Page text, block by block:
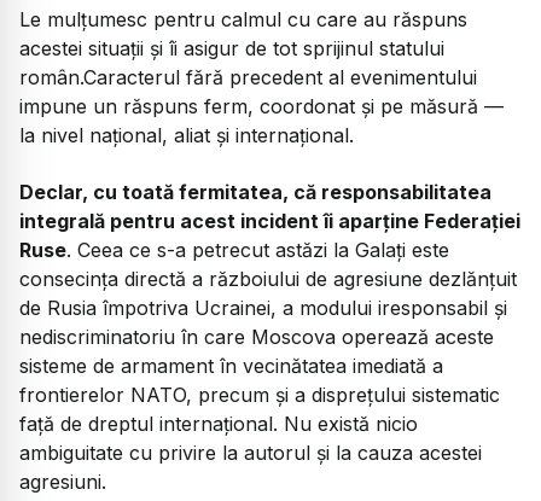
Le mulțumesc pentru calmul cu care au răspuns
acestei situații și îi asigur de tot sprijinul statului
român.Caracterul fără precedent al evenimentului
impune un răspuns ferm, coordonat și pe măsură —
la nivel național, aliat și internațional.
Declar, cu toată fermitatea, că responsabilitatea
integrală pentru acest incident îi aparține Federației
Ruse. Ceea ce s-a petrecut astăzi la Galați este
consecința directă a războiului de agresiune dezlănțuit
de Rusia împotriva Ucrainei, a modului iresponsabil și
nediscriminatoriu în care Moscova operează aceste
sisteme de armament în vecinătatea imediată a
frontierelor NATO, precum și a disprețului sistematic
față de dreptul internațional. Nu există nicio
ambiguitate cu privire la autorul și la cauza acestei
agresiuni.